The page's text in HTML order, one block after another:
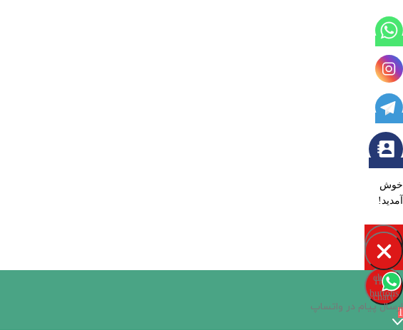
خوش
آمدید!
Open
chaty
chaty
buttons
1
Hide
chaty
ارسال پیام در واتساپ